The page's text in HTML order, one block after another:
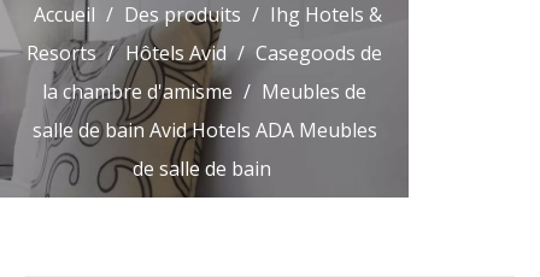
Accueil / Des produits / Ihg Hotels &
Resorts / Hôtels Avid / Casegoods de
la chambre d'amisme / Meubles de
salle de bain Avid Hotels ADA Meubles
de salle de bain